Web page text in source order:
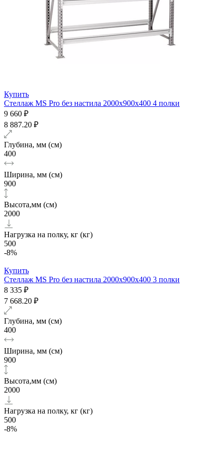
Купить
Стеллаж MS Pro без настила 2000х900x400 4 полки
9 660 ₽
8 887.20 ₽
Глубина, мм (см)
400
Ширина, мм (см)
900
Высота,мм (см)
2000
Нагрузка на полку, кг (кг)
500
-8%
Купить
Стеллаж MS Pro без настила 2000х900x400 3 полки
8 335 ₽
7 668.20 ₽
Глубина, мм (см)
400
Ширина, мм (см)
900
Высота,мм (см)
2000
Нагрузка на полку, кг (кг)
500
-8%